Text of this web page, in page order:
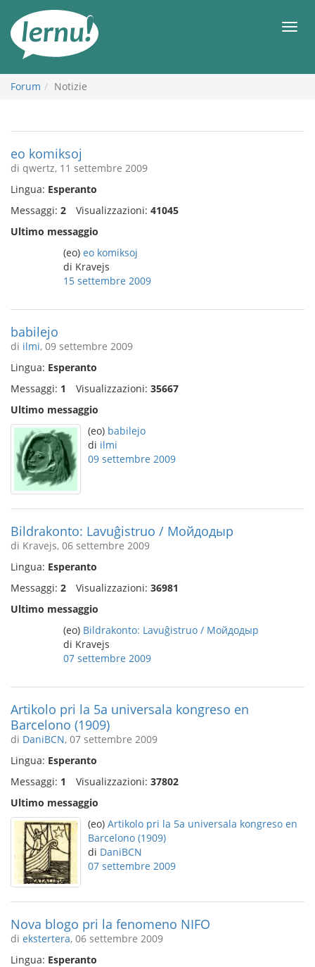
all’indice
Forum Notizie
eo komiksoj
di qwertz, 11 settembre 2009
Lingua: Esperanto
Messaggi: 2 Visualizzazioni: 41045
Ultimo messaggio
(eo) eo komiksoj
di Kravejs
15 settembre 2009
babilejo
di ilmi, 09 settembre 2009
Lingua: Esperanto
Messaggi: 1 Visualizzazioni: 35667
Ultimo messaggio
(eo) babilejo
di ilmi
09 settembre 2009
Bildrakonto: Lavuĝistruo / Мойдодыр
di Kravejs, 06 settembre 2009
Lingua: Esperanto
Messaggi: 2 Visualizzazioni: 36981
Ultimo messaggio
(eo) Bildrakonto: Lavuĝistruo / Мойдодыр
di Kravejs
07 settembre 2009
Artikolo pri la 5a universala kongreso en
Barcelono (1909)
di DaniBCN, 07 settembre 2009
Lingua: Esperanto
Messaggi: 1 Visualizzazioni: 37802
Ultimo messaggio
(eo) Artikolo pri la 5a universala kongreso en
Barcelono (1909)
di DaniBCN
07 settembre 2009
Nova blogo pri la fenomeno NIFO
di ekstertera, 06 settembre 2009
Lingua: Esperanto